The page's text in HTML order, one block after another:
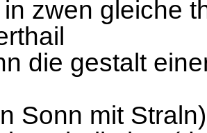
zwen gleiche
die gestalt
Sonn mit